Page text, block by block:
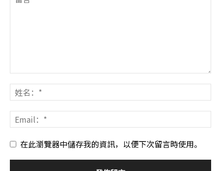
在此瀏覽器中儲存我的資訊，以便下次留言時使用。